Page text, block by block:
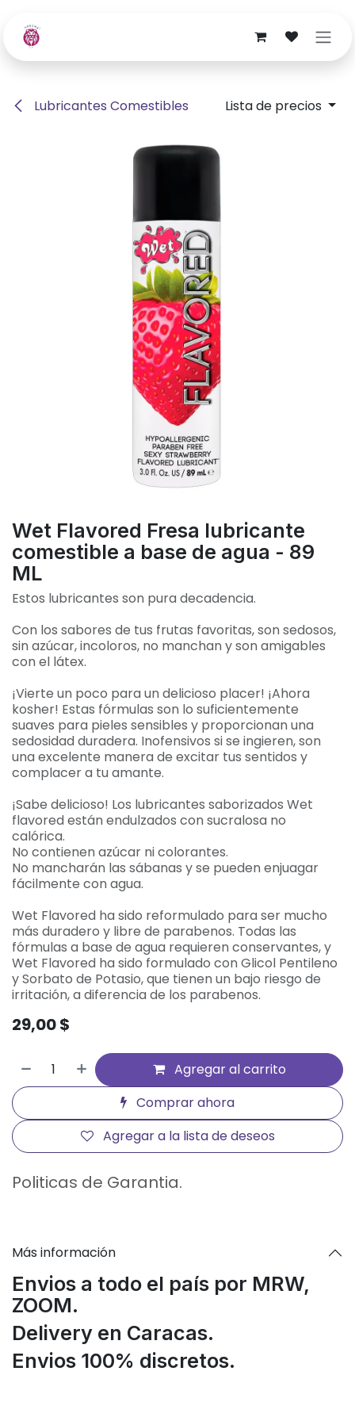
Lubricantes Comestibles Lista de precios
Wet Flavored Fresa lubricante
comestible a base de agua - 89
ML
Estos lubricantes son pura decadencia.
Con los sabores de tus frutas favoritas, son sedosos,
sin azúcar, incoloros, no manchan y son amigables
con el látex.
¡Vierte un poco para un delicioso placer! ¡Ahora
kosher! Estas fórmulas son lo suficientemente
suaves para pieles sensibles y proporcionan una
sedosidad duradera. Inofensivos si se ingieren, son
una excelente manera de excitar tus sentidos y
complacer a tu amante.
¡Sabe delicioso! Los lubricantes saborizados Wet
flavored están endulzados con sucralosa no
calórica.
No contienen azúcar ni colorantes.
No mancharán las sábanas y se pueden enjuagar
fácilmente con agua.
Wet Flavored ha sido reformulado para ser mucho
más duradero y libre de parabenos. Todas las
fórmulas a base de agua requieren conservantes, y
Wet Flavored ha sido formulado con Glicol Pentileno
y Sorbato de Potasio, que tienen un bajo riesgo de
irritación, a diferencia de los parabenos.
29,00$
Agregar al carrito
Comprar ahora
Agregar a la lista de deseos
Politicas de Garantia.
Más información
Envios a todo el país por MRW,
ZOOM.
Delivery en Caracas.
Envios 100% discretos.